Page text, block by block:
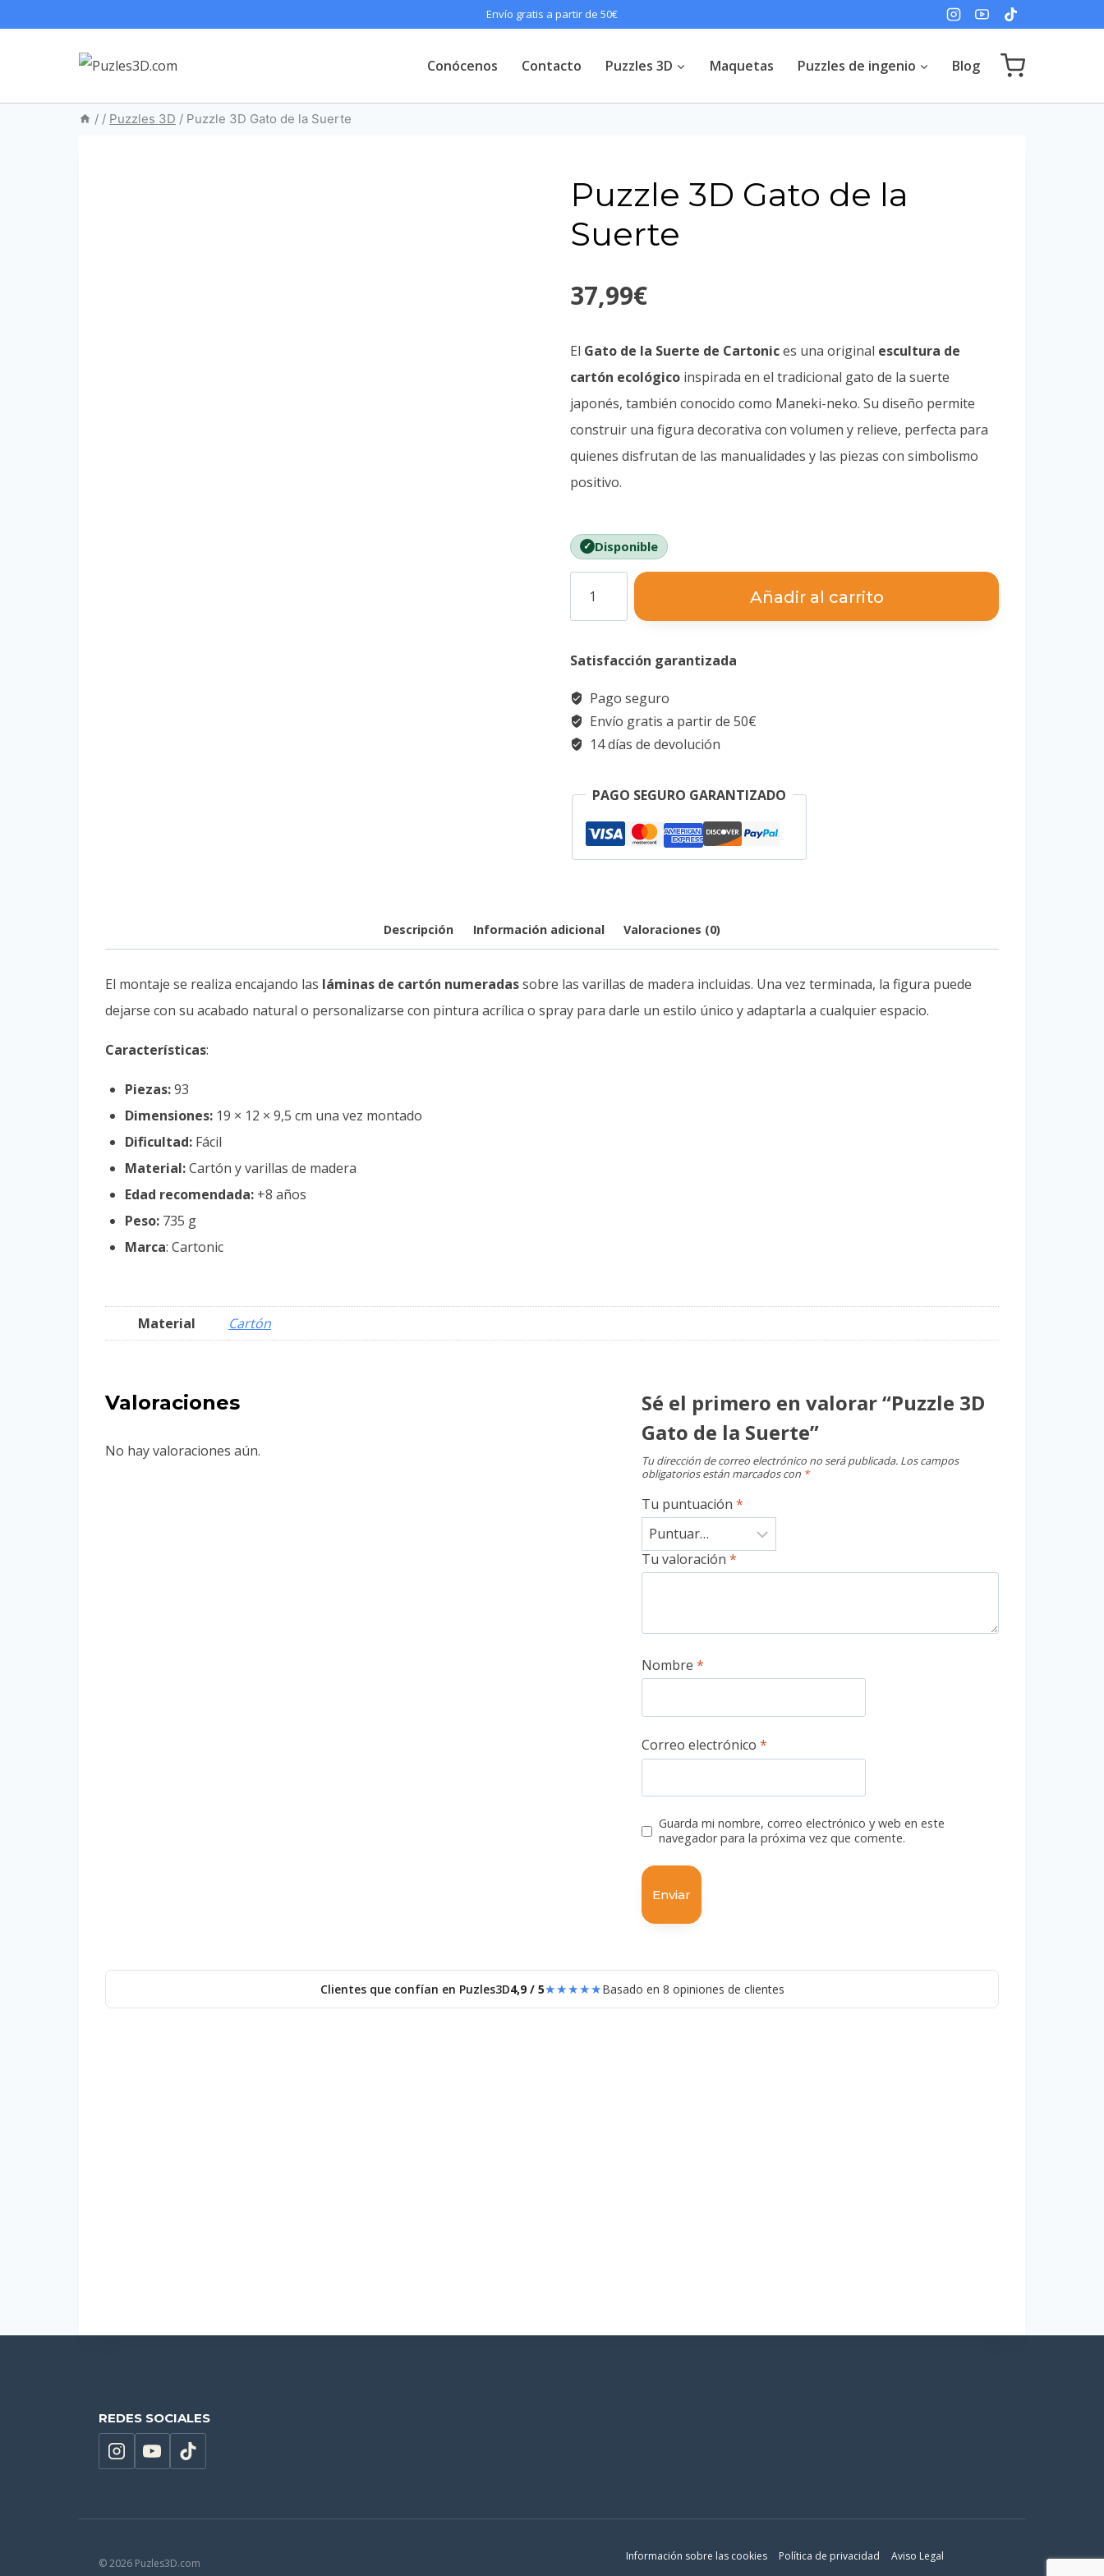
Envío gratis a partir de 50€
Conócenos Contacto Puzzles 3D Maquetas Puzzles de ingenio Blog
/ / Puzzles 3D / Puzzle 3D Gato de la Suerte
Puzzle 3D Gato de la
Suerte
37,99€
El Gato de la Suerte de Cartonices una original escultura de
cartón ecológicoinspirada en el tradicional gato de la suerte
japonés, también conocido como Maneki-neko. Su diseño permite
construir una figura decorativa con volumen y relieve, perfecta para
quienes disfrutan de las manualidades y las piezas con simbolismo
positivo.
Disponible
de
la
Suerte
cantidad
Añadir al carrito
Satisfacción garantizada
Pago seguro
Envío gratis a partir de 50€
14 días de devolución
PAGO SEGURO GARANTIZADO
Descripción Información adicional Valoraciones (0)
El montaje se realiza encajando las láminas de cartón numeradassobre las varillas de madera incluidas. Una vez terminada, la figura puede
dejarse con su acabado natural o personalizarse con pintura acrílica o spray para darle un estilo único y adaptarla a cualquier espacio.
Características:
Piezas:93
Dimensiones: 19 × 12 × 9,5 cm una vez montado
Dificultad: Fácil
Material:Cartón y varillas de madera
Edad recomendada: +8 años
Peso: 735 g
Marca: Cartonic
Material Cartón
Valoraciones
No hay valoraciones aún.
Sé el primero en valorar “Puzzle 3D
Gato de la Suerte”
Tu dirección de correo electrónico no será publicada. Los campos
obligatorios están marcados con *
Tu puntuación *
Tu valoración *
Nombre *
Correo electrónico *
Guarda mi nombre, correo electrónico y web en este
navegador para la próxima vez que comente.
Clientes que confían en Puzles3D4,9 / 5★★★★★Basado en 8 opiniones de clientes
REDES SOCIALES
© 2026 Puzles3D.com Información sobre las cookies Política de privacidad
Aviso Legal